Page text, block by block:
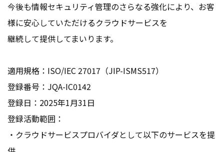
今後も情報セキュリティ管理のさらなる強化により、お客
様に安心していただけるクラウドサービスを
継続して提供してまいります。
適用規格：ISO/IEC 27017（JIP-ISMS517）
登録番号：JQA-IC0142
登録日：2025年1月31日
登録活動範囲：
・クラウドサービスプロバイダとして以下のサービスを提